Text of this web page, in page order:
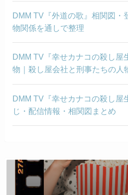
DMM TV『外道の歌』相関図・
物関係を通しで整理
DMM TV『幸せカナコの殺し屋
物｜殺し屋会社と刑事たちの人
DMM TV『幸せカナコの殺し屋
じ・配信情報・相関図まとめ